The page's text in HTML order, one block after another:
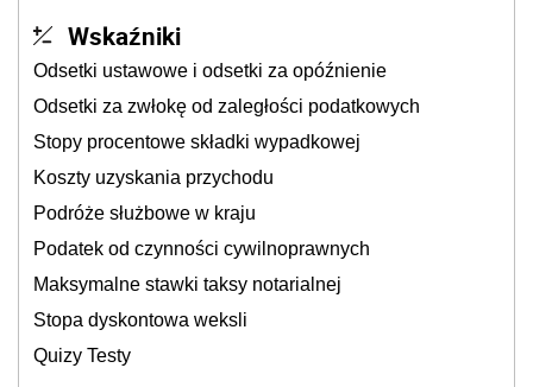
Wskaźniki
Odsetki ustawowe i odsetki za opóźnienie
Odsetki za zwłokę od zaległości podatkowych
Stopy procentowe składki wypadkowej
Koszty uzyskania przychodu
Podróże służbowe w kraju
Podatek od czynności cywilnoprawnych
Maksymalne stawki taksy notarialnej
Stopa dyskontowa weksli
Quizy Testy